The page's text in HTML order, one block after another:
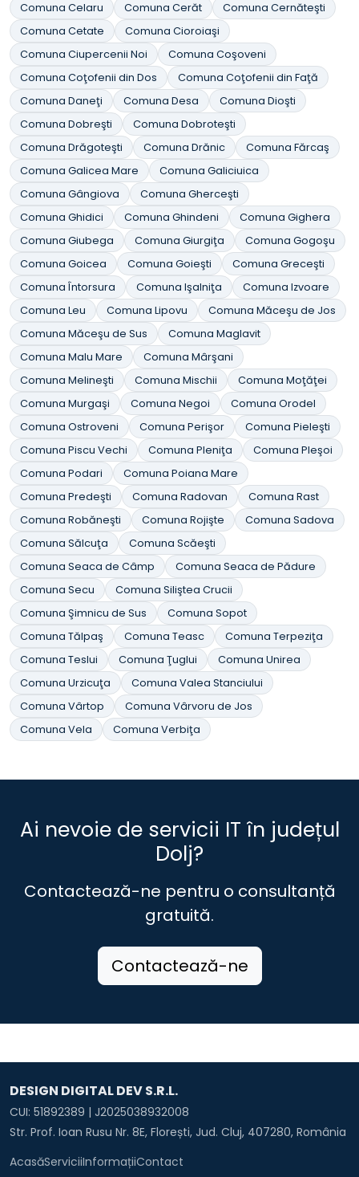
Comuna Celaru
Comuna Cerăt
Comuna Cernăteşti
Comuna Cetate
Comuna Cioroiaşi
Comuna Ciupercenii Noi
Comuna Coşoveni
Comuna Coţofenii din Dos
Comuna Coţofenii din Faţă
Comuna Daneţi
Comuna Desa
Comuna Dioşti
Comuna Dobreşti
Comuna Dobroteşti
Comuna Drăgoteşti
Comuna Drănic
Comuna Fărcaş
Comuna Galicea Mare
Comuna Galiciuica
Comuna Gângiova
Comuna Gherceşti
Comuna Ghidici
Comuna Ghindeni
Comuna Gighera
Comuna Giubega
Comuna Giurgiţa
Comuna Gogoşu
Comuna Goicea
Comuna Goieşti
Comuna Greceşti
Comuna Întorsura
Comuna Işalniţa
Comuna Izvoare
Comuna Leu
Comuna Lipovu
Comuna Măceşu de Jos
Comuna Măceşu de Sus
Comuna Maglavit
Comuna Malu Mare
Comuna Mârşani
Comuna Melineşti
Comuna Mischii
Comuna Moţăţei
Comuna Murgaşi
Comuna Negoi
Comuna Orodel
Comuna Ostroveni
Comuna Perişor
Comuna Pieleşti
Comuna Piscu Vechi
Comuna Pleniţa
Comuna Pleşoi
Comuna Podari
Comuna Poiana Mare
Comuna Predeşti
Comuna Radovan
Comuna Rast
Comuna Robăneşti
Comuna Rojişte
Comuna Sadova
Comuna Sălcuţa
Comuna Scăeşti
Comuna Seaca de Câmp
Comuna Seaca de Pădure
Comuna Secu
Comuna Siliştea Crucii
Comuna Şimnicu de Sus
Comuna Sopot
Comuna Tălpaş
Comuna Teasc
Comuna Terpeziţa
Comuna Teslui
Comuna Ţuglui
Comuna Unirea
Comuna Urzicuţa
Comuna Valea Stanciului
Comuna Vârtop
Comuna Vârvoru de Jos
Comuna Vela
Comuna Verbiţa
Ai nevoie de servicii IT în județul
Dolj?
Contactează-ne pentru o consultanță
gratuită.
Contactează-ne
DESIGN DIGITAL DEV S.R.L.
CUI: 51892389 | J2025038932008
Str. Prof. Ioan Rusu Nr. 8E, Florești, Jud. Cluj, 407280, România
AcasăServiciiInformațiiContact